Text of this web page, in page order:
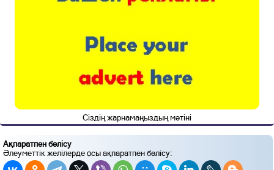
Сіздің жарнамаңыздың мәтіні
Ақпаратпен бөлісу
Әлеуметтік желілерде осы ақпаратпен бөлісу: